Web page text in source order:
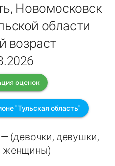
Новомосковск
области
возраст
оценок
"Тульская область"
(девочки, девушки,
женщины)